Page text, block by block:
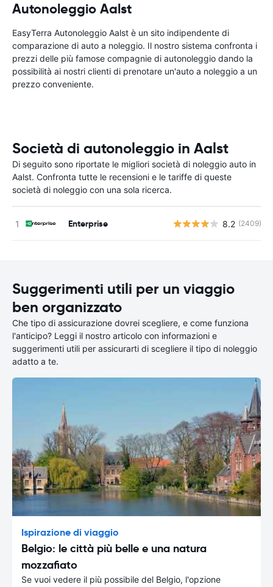
Autonoleggio Aalst
EasyTerra Autonoleggio Aalst è un sito indipendente di
comparazione di auto a noleggio. Il nostro sistema confronta i
prezzi delle più famose compagnie di autonoleggio dando la
possibilità ai nostri clienti di prenotare un'auto a noleggio a un
prezzo conveniente.
Società di autonoleggio in Aalst
Di seguito sono riportate le migliori società di noleggio auto in
Aalst. Confronta tutte le recensioni e le tariffe di queste
società di noleggio con una sola ricerca.
Enterprise 8.2 (2409)
Suggerimenti utili per un viaggio
ben organizzato
Che tipo di assicurazione dovrei scegliere, e come funziona
l'anticipo? Leggi il nostro articolo con informazioni e
suggerimenti utili per assicurarti di scegliere il tipo di noleggio
adatto a te.
Ispirazione di viaggio
Belgio: le città più belle e una natura
mozzafiato
Se vuoi vedere il più possibile del Belgio, l'opzione